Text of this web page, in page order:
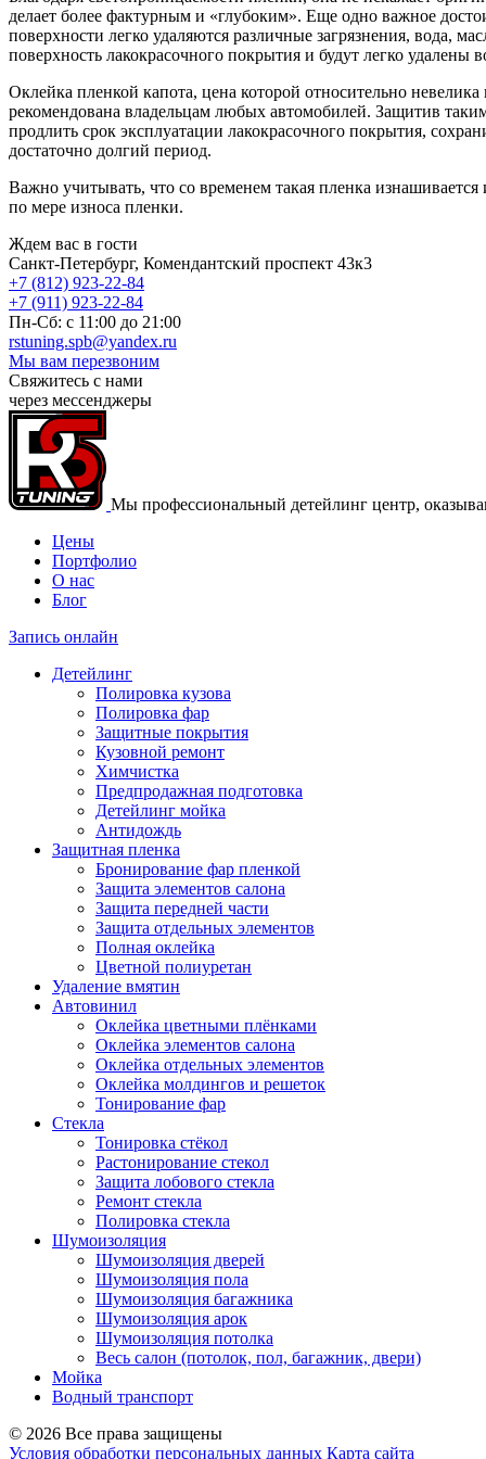
делает более фактурным и «глубоким». Еще одно важное
поверхности легко удаляются различные загрязнения, вода,
поверхность лакокрасочного покрытия и будут легко удалены
Оклейка пленкой капота, цена которой относительно
рекомендована владельцам любых автомобилей. Защитив
продлить срок эксплуатации лакокрасочного покрытия,
достаточно долгий период.
Важно учитывать, что со временем такая пленка
по мере износа пленки.
Ждем вас в гости
Санкт-Петербург, Комендантский проспект 43к3
+7 (812) 923-22-84
+7 (911) 923-22-84
Пн-Сб: c 11:00 до 21:00
rstuning.spb@yandex.ru
Мы вам перезвоним
Свяжитесь с нами
через мессенджеры
Мы профессиональный детейлинг центр,
Цены
Портфолио
О нас
Блог
Запись онлайн
Детейлинг
Полировка кузова
Полировка фар
Защитные покрытия
Кузовной ремонт
Химчистка
Предпродажная подготовка
Детейлинг мойка
Антидождь
Защитная пленка
Бронирование фар пленкой
Защита элементов салона
Защита передней части
Защита отдельных элементов
Полная оклейка
Цветной полиуретан
Удаление вмятин
Автовинил
Оклейка цветными плёнками
Оклейка элементов салона
Оклейка отдельных элементов
Оклейка молдингов и решеток
Тонирование фар
Стекла
Тонировка стёкол
Растонирование стекол
Защита лобового стекла
Ремонт стекла
Полировка стекла
Шумоизоляция
Шумоизоляция дверей
Шумоизоляция пола
Шумоизоляция багажника
Шумоизоляция арок
Шумоизоляция потолка
Весь салон (потолок, пол, багажник, двери)
Мойка
Водный транспорт
© 2026 Все права защищены
Условия обработки персональных данных Карта сайта